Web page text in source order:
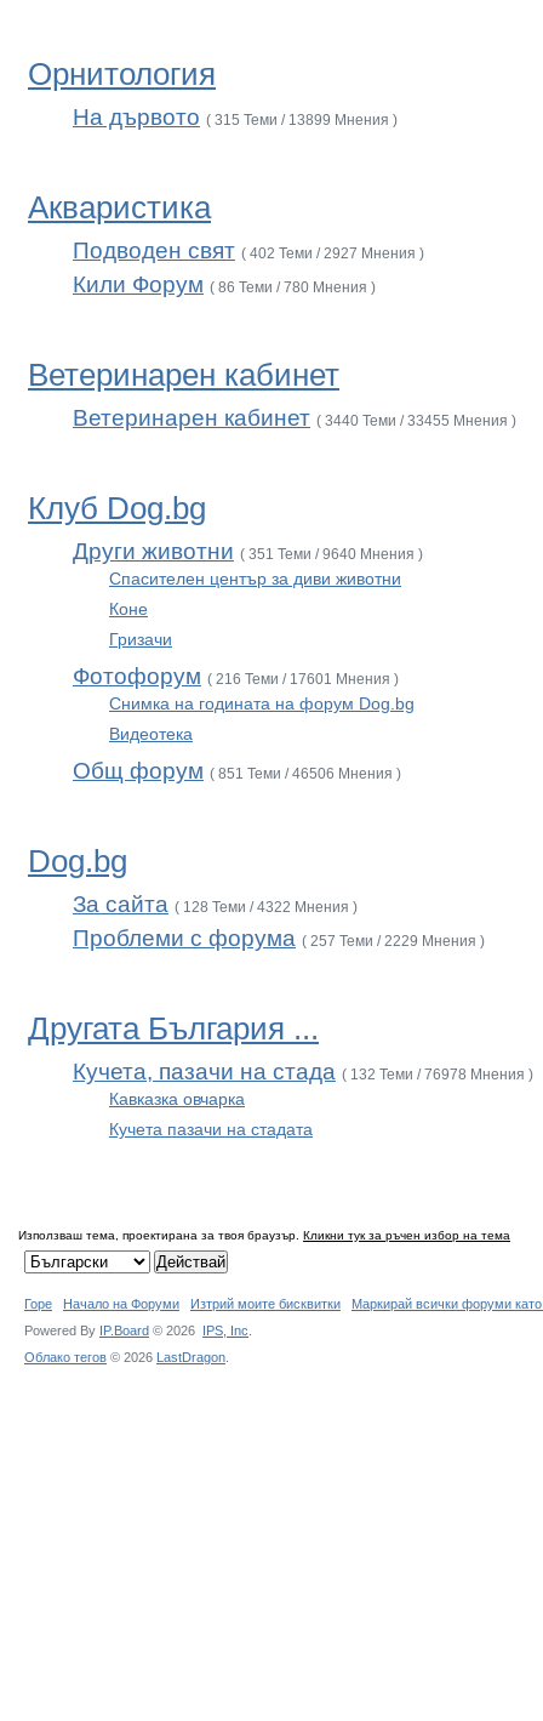
Орнитология
На дървото ( 315 Теми / 13899 Мнения )
Акваристика
Подводен свят ( 402 Теми / 2927 Мнения )
Кили Форум ( 86 Теми / 780 Мнения )
Ветеринарен кабинет
Ветеринарен кабинет ( 3440 Теми / 33455 Мнения )
Клуб Dog.bg
Други животни ( 351 Теми / 9640 Мнения )
Спасителен център за диви животни
Коне
Гризачи
Фотофорум ( 216 Теми / 17601 Мнения )
Снимка на годината на форум Dog.bg
Видеотека
Общ форум ( 851 Теми / 46506 Мнения )
Dog.bg
За сайта ( 128 Теми / 4322 Мнения )
Проблеми с форума ( 257 Теми / 2229 Мнения )
Другата България ...
Кучета, пазачи на стада ( 132 Теми / 76978 Мнения )
Кавказка овчарка
Кучета пазачи на стадата
Използваш тема, проектирана за твоя браузър. Кликни тук за ръчен избор на тема
Горе Начало на Форуми Изтрий моите бисквитки
Маркирай всички форуми
Powered By IP.Board © 2026 IPS, Inc
Облако тегов © 2026 LastDragon